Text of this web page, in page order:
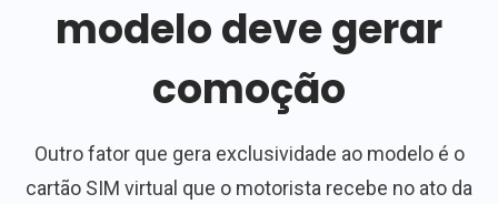
modelo deve gerar
comoção
Outro fator que gera exclusividade ao modelo é o
cartão SIM virtual que o motorista recebe no ato da